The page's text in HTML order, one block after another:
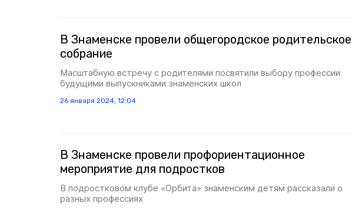
В Знаменске провели общегородское родительское
собрание
Масштабную встречу с родителями посвятили выбору профессии
будущими выпускниками знаменских школ
26 января 2024, 12:04
В Знаменске провели профориентационное
мероприятие для подростков
В подростковом клубе «Орбита» знаменским детям рассказали о
разных профессиях